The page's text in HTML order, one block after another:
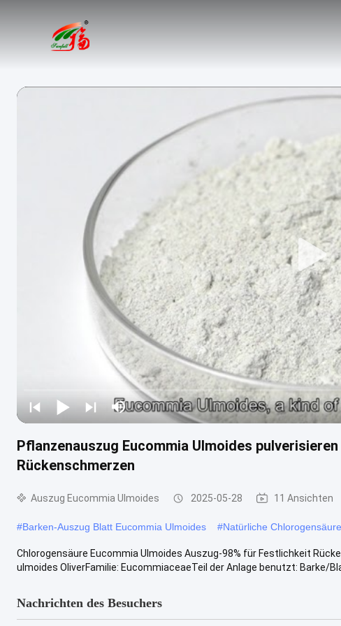
Pflanzenauszug Eucommia Ulmoides
Rückenschmerzen
Auszug Eucommia Ulmoides 2025-05-28 11 Ansichten
#Barken-Auszug Blatt Eucommia Ulmoides #Natürliche
Chlorogensäure Eucommia Ulmoides Auszug-98% für Festlichkeit
ulmoides OliverFamilie: EucommiaceaeTeil der Anlage benutzt: Barke/
Nachrichten des Besuchers